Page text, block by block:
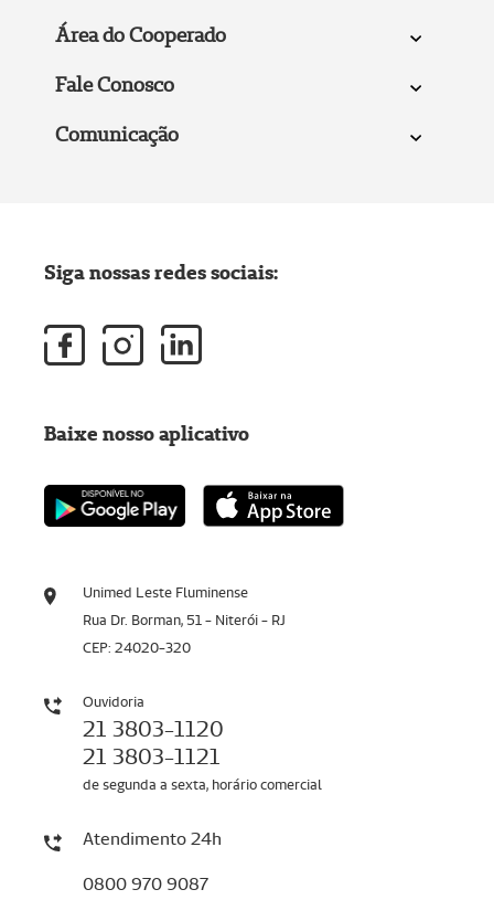
Área do Cooperado
Fale Conosco
Comunicação
Unimed Leste Fluminense
Rua Dr. Borman, 51 - Niterói - RJ
CEP: 24020-320
Ouvidoria
21 3803-1120
21 3803-1121
de segunda a sexta, horário comercial
Atendimento 24h
0800 970 9087
Siga nossas redes sociais:
Baixe nosso aplicativo